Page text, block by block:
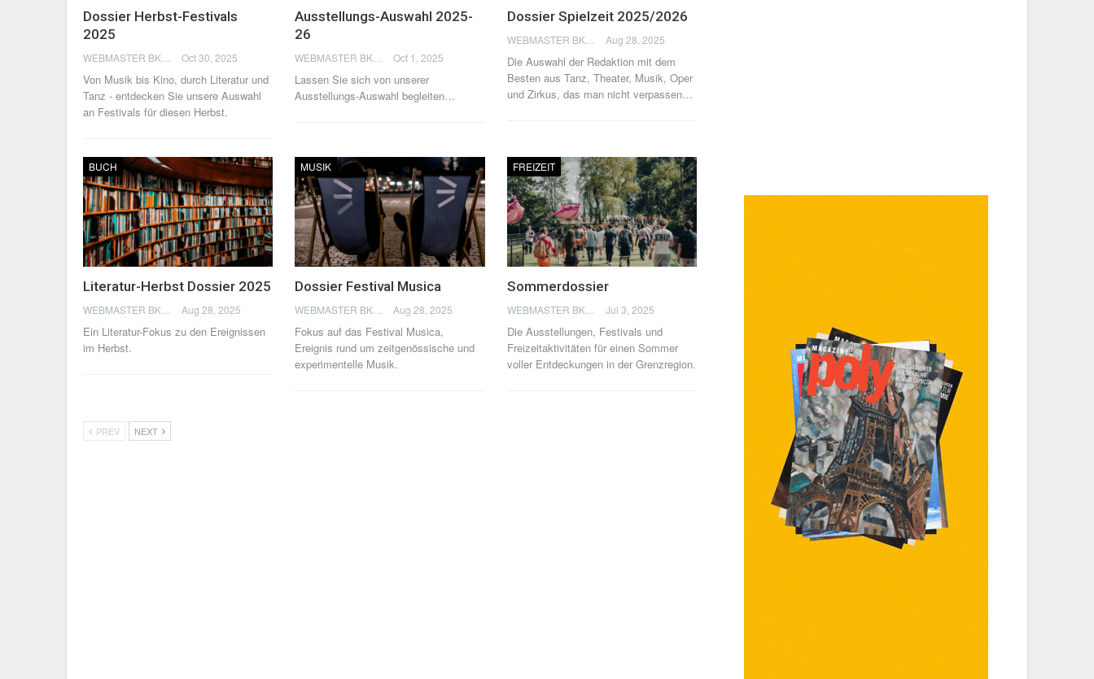
Dossier Herbst-Festivals
2025
Oct 30, 2025
Von Musik bis Kino, durch Literatur und
Tanz - entdecken Sie unsere Auswahl
an Festivals für diesen Herbst.
Ausstellungs-Auswahl 2025-
26
Oct 1, 2025
Lassen Sie sich von unserer
Ausstellungs-Auswahl begleiten…
Dossier Spielzeit 2025/2026
WEBMASTER BKN Aug 28, 2025
Die Auswahl der Redaktion mit dem
Besten aus Tanz, Theater, Musik, Oper
und Zirkus, das man nicht verpassen…
BUCH
Literatur-Herbst Dossier 2025
Aug 28, 2025
Ein Literatur-Fokus zu den Ereignissen
im Herbst.
MUSIK
Dossier Festival Musica
Aug 28, 2025
Fokus auf das Festival Musica,
Ereignis rund um zeitgenössische und
experimentelle Musik.
FREIZEIT
Sommerdossier
WEBMASTER BKN Jul 3, 2025
Die Ausstellungen, Festivals und
Freizeitaktivitäten für einen Sommer
voller Entdeckungen in der Grenzregion.
PREV NEXT